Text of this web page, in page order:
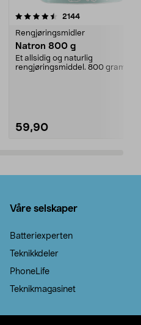
2144anmeldelser
Rengjøringsmidler
Natron 800 g
Et allsidig og naturlig
rengjøringsmiddel. 800 gram
59,90
4.0av 5 stjerner
Våre selskaper
Batteriexperten
Teknikkdeler
PhoneLife
Teknikmagasinet